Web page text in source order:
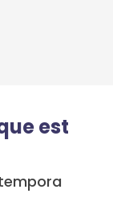
est